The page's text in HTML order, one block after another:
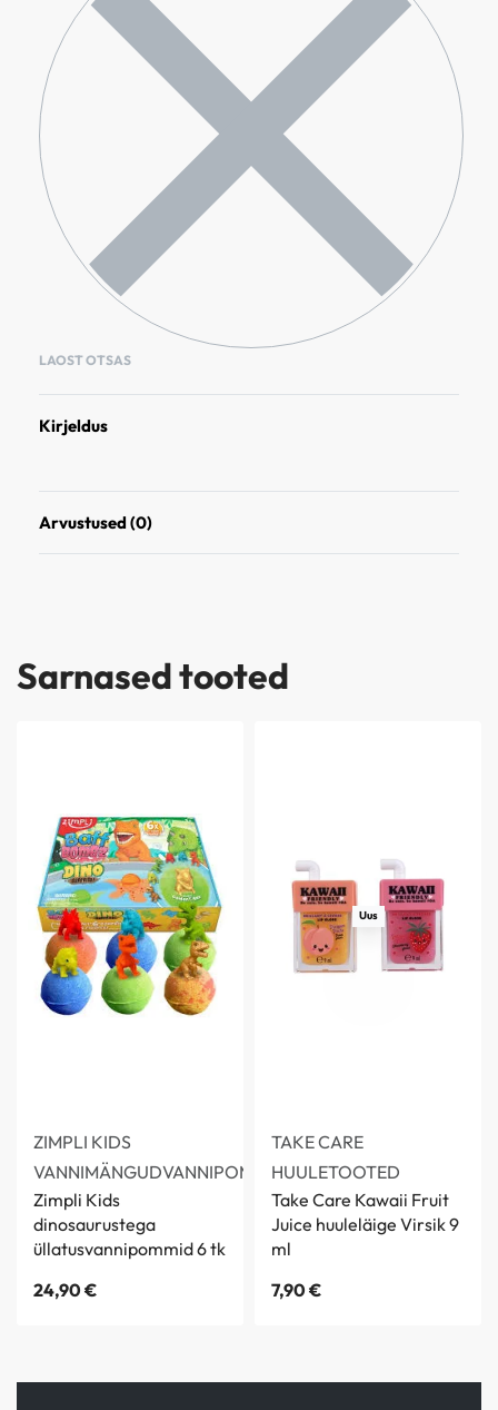
LAOST OTSAS
Kirjeldus
Arvustused (0)
Sarnased tooted
ZIMPLI KIDS
VANNIMÄNGUDVANNIPOMMID
Zimpli Kids
dinosaurustega
üllatusvannipommid 6 tk
24,90€
Uus
TAKE CARE
HUULETOOTED
Take Care Kawaii Fruit
Juice huuleläige Virsik 9
ml
7,90€